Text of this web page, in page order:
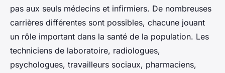
pas aux seuls médecins et infirmiers. De nombreuses
carrières différentes sont possibles, chacune jouant
un rôle important dans la santé de la population. Les
techniciens de laboratoire, radiologues,
psychologues, travailleurs sociaux, pharmaciens,